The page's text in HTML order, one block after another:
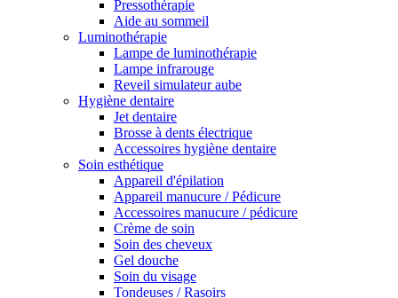
Pressothérapie
Aide au sommeil
Luminothérapie
Lampe de luminothérapie
Lampe infrarouge
Reveil simulateur aube
Hygiène dentaire
Jet dentaire
Brosse à dents électrique
Accessoires hygiène dentaire
Soin esthétique
Appareil d'épilation
Appareil manucure / Pédicure
Accessoires manucure / pédicure
Crème de soin
Soin des cheveux
Gel douche
Soin du visage
Tondeuses / Rasoirs